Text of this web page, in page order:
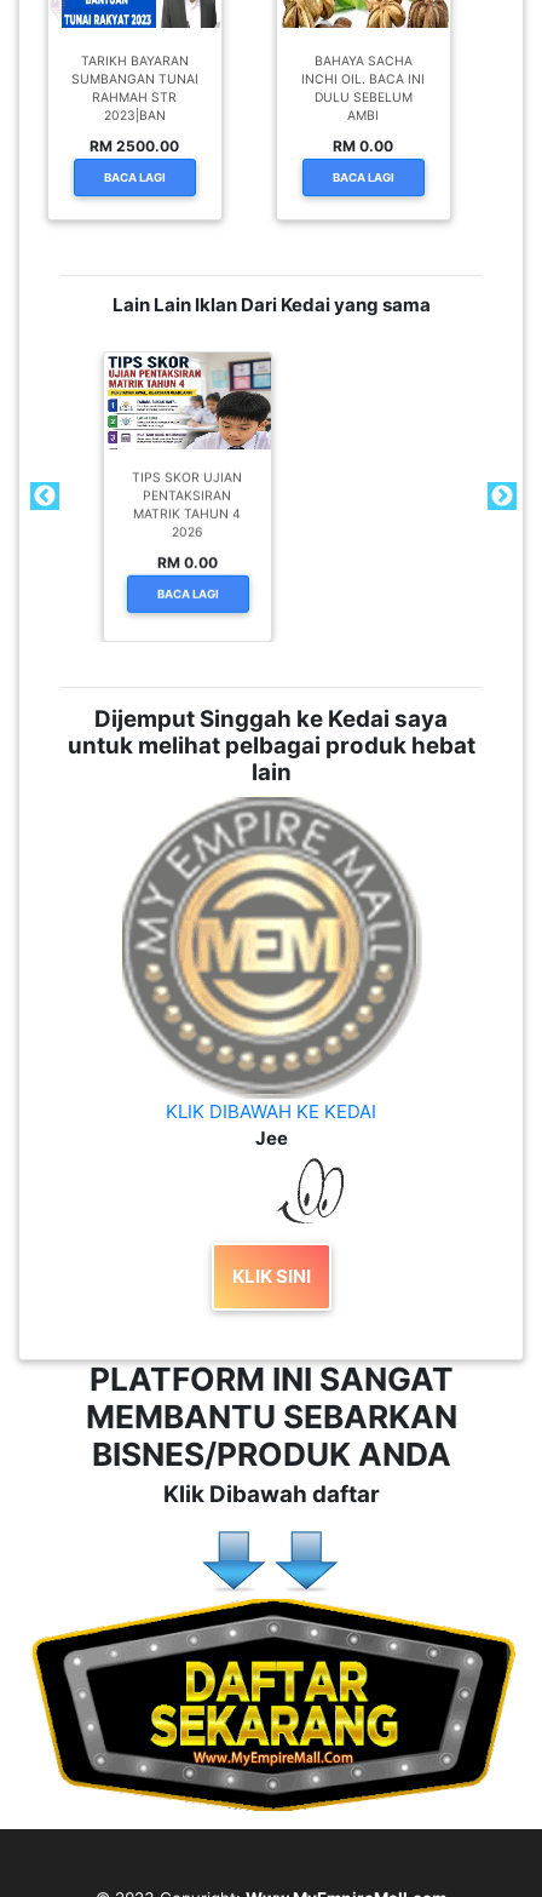
TARIKH BAYARAN
SUMBANGAN TUNAI
RAHMAH STR
2023|BAN
RM 2500.00
BACA LAGI
BAHAYA SACHA
INCHI OIL. BACA INI
DULU SEBELUM
AMBI
RM 0.00
BACA LAGI
Lain Lain Iklan Dari Kedai yang sama
TIPS SKOR UJIAN
PENTAKSIRAN
MATRIK TAHUN 4
2026
RM 0.00
BACA LAGI
Dijemput Singgah ke Kedai saya
untuk melihat pelbagai produk hebat
lain
KLIK DIBAWAH KE KEDAI
Jee
KLIK SINI
PLATFORM INI SANGAT
MEMBANTU SEBARKAN
BISNES/PRODUK ANDA
Klik Dibawah daftar